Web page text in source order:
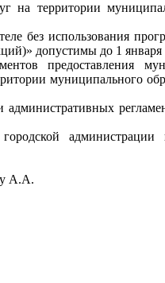
на территории
без использования
допустимы до 1 января
предоставления
муниципального
А.А.